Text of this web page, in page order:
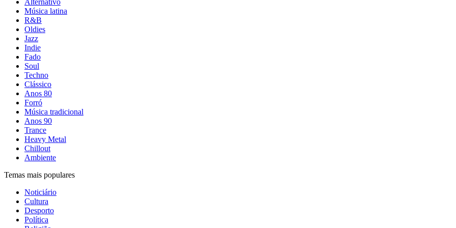
Alternativo
Música latina
R&B
Oldies
Jazz
Indie
Fado
Soul
Techno
Clássico
Anos 80
Forró
Música tradicional
Anos 90
Trance
Heavy Metal
Chillout
Ambiente
Temas mais populares
Noticiário
Cultura
Desporto
Política